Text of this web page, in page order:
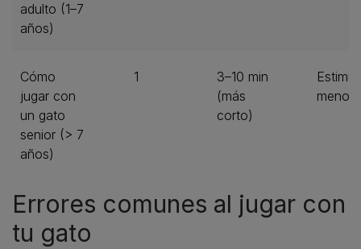
adulto (1–7
años)
Cómo
jugar con
un gato
senior (> 7
años)
1
3–10 min
(más
corto)
menos
Errores comunes al jugar con
tu gato